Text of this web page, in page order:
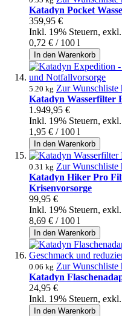
Katadyn Pocket
359,95 €
Inkl. 19% Steuern, exkl.
0,72 € / 100 l
In den Warenkorb
5.20 kg Zur Wunschliste
Katadyn Wasserfilter
1.949,95 €
Inkl. 19% Steuern, exkl.
1,95 € / 100 l
In den Warenkorb
0.31 kg Zur Wunschliste
Katadyn Hiker Pro
Krisenvorsorge
99,95 €
Inkl. 19% Steuern, exkl.
8,69 € / 100 l
In den Warenkorb
0.06 kg Zur Wunschliste
Katadyn
24,95 €
Inkl. 19% Steuern, exkl.
In den Warenkorb